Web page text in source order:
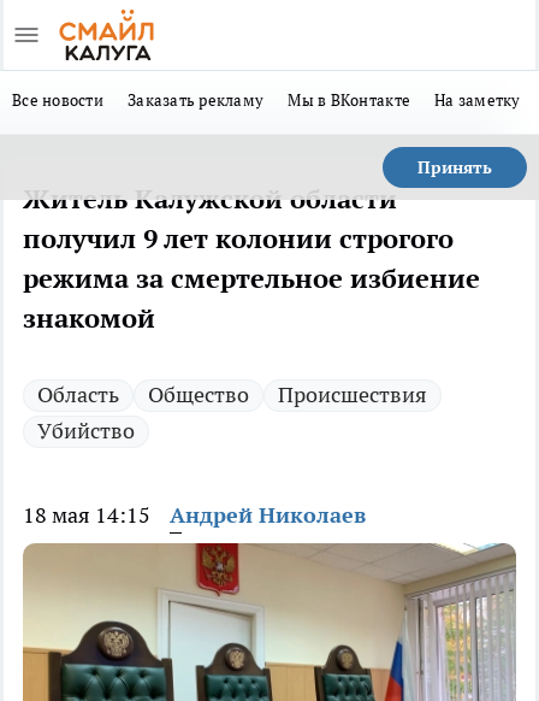
Все новости Заказать рекламу Мы в ВКонтакте На заметку
Принять
Житель Калужской области
получил 9 лет колонии строгого
режима за смертельное избиение
знакомой
Область Общество
Происшествия
Убийство
18 мая 14:15 Андрей Николаев